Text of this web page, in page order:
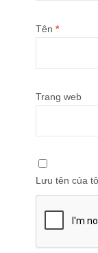
Tên *
Trang web
Lưu tên của